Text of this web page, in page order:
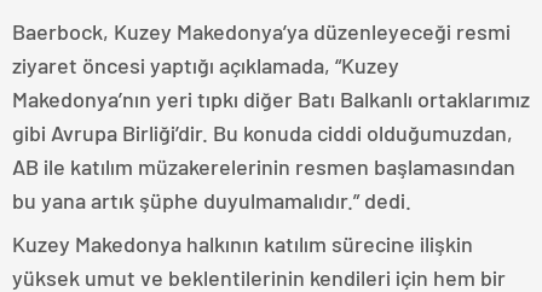
Baerbock, Kuzey Makedonya’ya düzenleyeceği resmi
ziyaret öncesi yaptığı açıklamada, “Kuzey
Makedonya’nın yeri tıpkı diğer Batı Balkanlı ortaklarımız
gibi Avrupa Birliği’dir. Bu konuda ciddi olduğumuzdan,
AB ile katılım müzakerelerinin resmen başlamasından
bu yana artık şüphe duyulmamalıdır.” dedi.
Kuzey Makedonya halkının katılım sürecine ilişkin
yüksek umut ve beklentilerinin kendileri için hem bir